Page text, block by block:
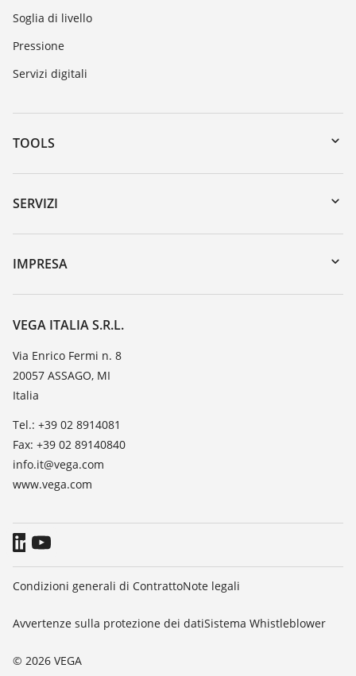
Soglia di livello
Pressione
Servizi digitali
TOOLS
Downloads
Ricerca numero di serie
DTM Collection/PACTware
SERVIZI
Reso apparecchio
Seminari
TeamViewer
IMPRESA
VEGA, l'azienda
Contatto
Novità
Stampa
Blog
VEGA ITALIA S.R.L.
Via Enrico Fermi n. 8
20057 ASSAGO, MI
Italia
Tel.: +39 02 8914081
Fax: +39 02 89140840
info.it@vega.com
www.vega.com
© 2026 VEGA
Condizioni generali di ContrattoNote legali
Avvertenze sulla protezione dei datiSistema Whistleblower